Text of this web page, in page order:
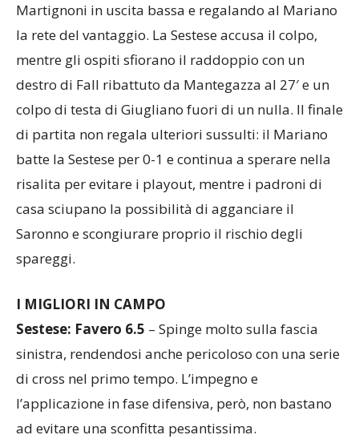
servito sul filo del fuorigioco da Cavallari, battendo
Martignoni in uscita bassa e regalando al Mariano
la rete del vantaggio. La Sestese accusa il colpo,
mentre gli ospiti sfiorano il raddoppio con un
destro di Fall ribattuto da Mantegazza al 27′ e un
colpo di testa di Giugliano fuori di un nulla. Il finale
di partita non regala ulteriori sussulti: il Mariano
batte la Sestese per 0-1 e continua a sperare nella
risalita per evitare i playout, mentre i padroni di
casa sciupano la possibilità di agganciare il
Saronno e scongiurare proprio il rischio degli
I MIGLIORI IN CAMPO
Sestese: Favero 6.5 – Spinge molto sulla fascia
sinistra, rendendosi anche pericoloso con una serie
di cross nel primo tempo. L’impegno e
l’applicazione in fase difensiva, però, non bastano